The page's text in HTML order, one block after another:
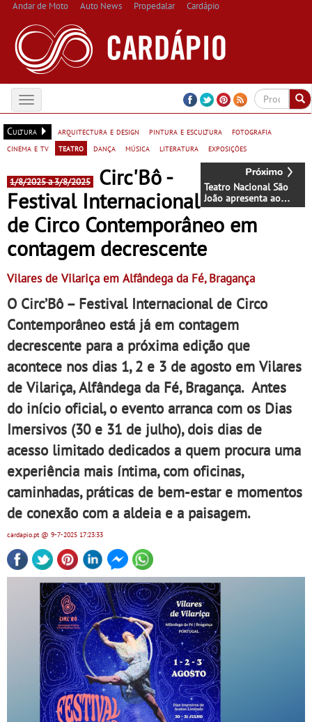
Andar de Moto Auto News Propedalar Cardápio
Toggle
navigation
Cultura
arquitectura e design pintura e escultura
fotografia
cinema e tv
teatro dança música literatura exposições
Teatro Nacional São
João apresenta ao
público um ano
inteiro de espetáculos
- Temporada setembro
2025 – julho 2026
traz 11 estreias
espetáculos
1/8/2025 a 3/8/2025
Circ'Bô -
Festival Internacional
de Circo Contemporâneo em
contagem decrescente
Vilares de Vilariça em Alfândega da Fé, Bragança
O Circ’Bô – Festival Internacional de Circo
Contemporâneo está já em contagem
decrescente para a próxima edição que
acontece nos dias 1, 2 e 3 de agosto em Vilares
de Vilariça, Alfândega da Fé, Bragança. Antes
do início oficial, o evento arranca com os Dias
Imersivos (30 e 31 de julho), dois dias de
acesso limitado dedicados a quem procura uma
experiência mais íntima, com oficinas,
caminhadas, práticas de bem-estar e momentos
de conexão com a aldeia e a paisagem.
cardapio.pt@ 9-7-2025 17:23:33